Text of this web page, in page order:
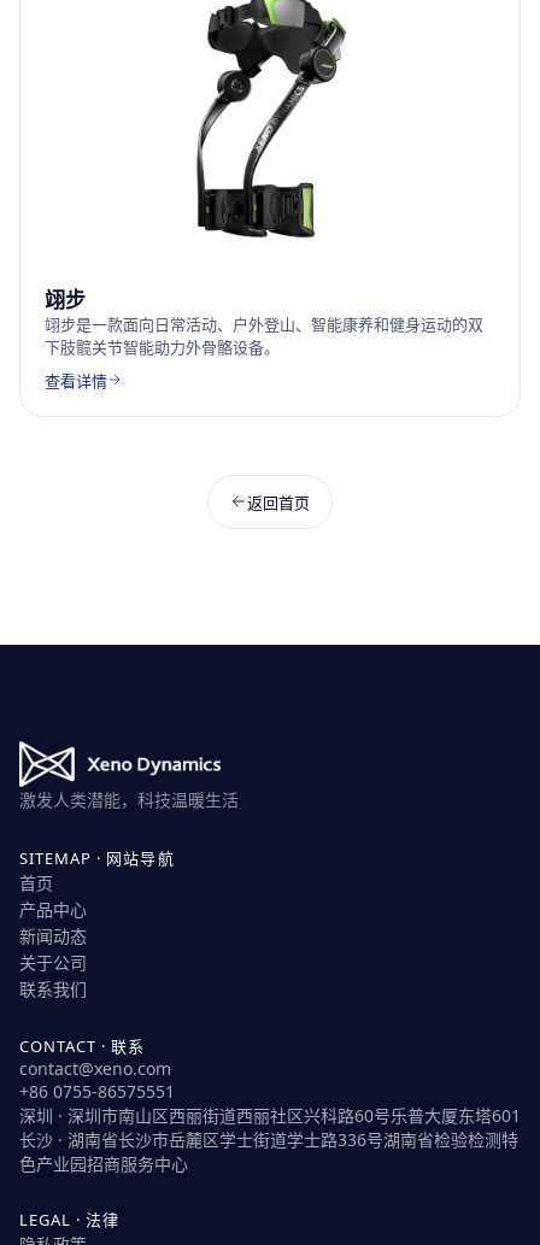
翊步
翊步是一款面向日常活动、户外登山、智能康养和健身运动的双
下肢髋关节智能助力外骨骼设备。
查看详情
返回首页
激发人类潜能，科技温暖生活
SITEMAP · 网站导航
首页
产品中心
新闻动态
关于公司
联系我们
CONTACT · 联系
contact@xeno.com
+86 0755-86575551
深圳 · 深圳市南山区西丽街道西丽社区兴科路60号乐普大厦东塔601
长沙 · 湖南省长沙市岳麓区学士街道学士路336号湖南省检验检测特
色产业园招商服务中心
LEGAL · 法律